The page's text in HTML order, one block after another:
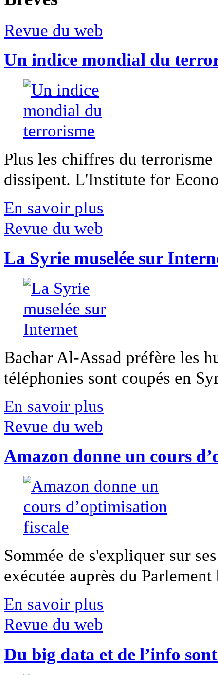
Revue du web
Un indice mondial du
Plus les chiffres du
dissipent. L'Institute for
En savoir plus
Revue du web
La Syrie muselée sur
Bachar Al-Assad préfère les
téléphonies sont coupés en
En savoir plus
Revue du web
Amazon donne un cours
Sommée de s'expliquer sur
exécutée auprès du
En savoir plus
Revue du web
Du big data et de l’info